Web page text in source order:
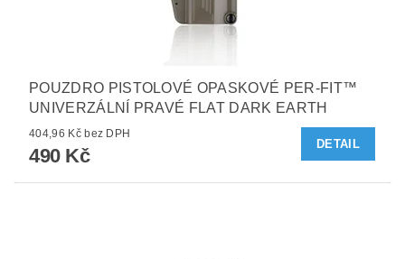
POUZDRO PISTOLOVÉ OPASKOVÉ PER-FIT™
UNIVERZÁLNÍ PRAVÉ FLAT DARK EARTH
404,96 Kč bez DPH
490 Kč
DETAIL